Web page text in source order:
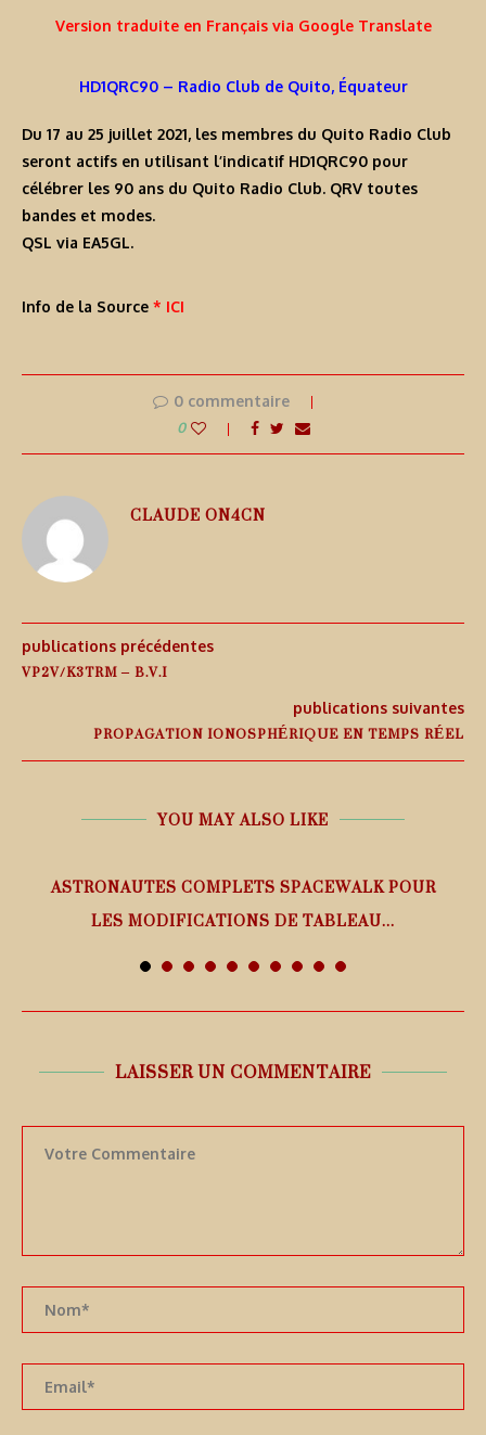
Version traduite en Français via Google Translate
HD1QRC90 – Radio Club de Quito, Équateur
Du 17 au 25 juillet 2021, les membres du Quito Radio Club
seront actifs en utilisant l’indicatif HD1QRC90 pour
célébrer les 90 ans du Quito Radio Club. QRV toutes
bandes et modes.
QSL via EA5GL.
Info de la Source * ICI
0 commentaire
0
CLAUDE ON4CN
publications précédentes
VP2V/K3TRM – B.V.I
publications suivantes
PROPAGATION IONOSPHÉRIQUE EN TEMPS RÉEL
YOU MAY ALSO LIKE
ASTRONAUTES COMPLETS SPACEWALK POUR
LES MODIFICATIONS DE TABLEAU...
LAISSER UN COMMENTAIRE